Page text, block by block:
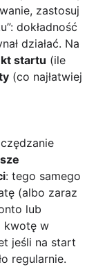
zastosuj
dokładność
działać. Na
startu (ile
(co najłatwiej
: tego samego
(albo zaraz
lub
kwotę w
jeśli na start
regularnie.